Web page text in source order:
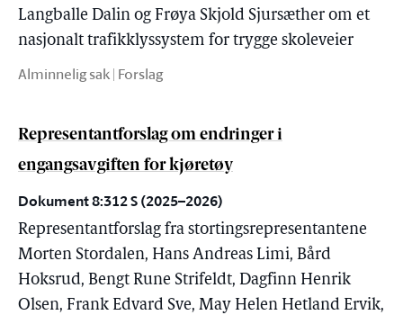
Langballe Dalin og Frøya Skjold Sjursæther om et
nasjonalt trafikklyssystem for trygge skoleveier
Alminnelig sak | Forslag
Representantforslag om endringer i
engangsavgiften for kjøretøy
Dokument 8:312 S (2025–2026)
Representantforslag fra stortingsrepresentantene
Morten Stordalen, Hans Andreas Limi, Bård
Hoksrud, Bengt Rune Strifeldt, Dagfinn Henrik
Olsen, Frank Edvard Sve, May Helen Hetland Ervik,